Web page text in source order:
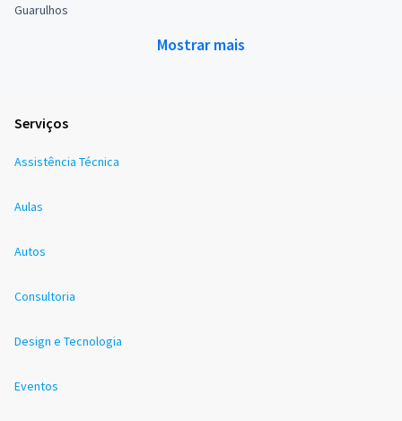
Guarulhos
Mostrar mais
Serviços
Assistência Técnica
Aulas
Autos
Consultoria
Design e Tecnologia
Eventos